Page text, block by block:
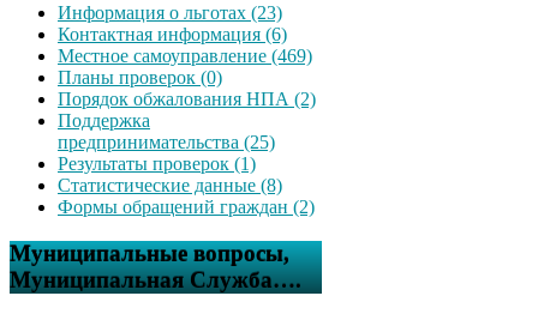
Информация о льготах (23)
Контактная информация (6)
Местное самоуправление (469)
Планы проверок (0)
Порядок обжалования НПА (2)
Поддержка
предпринимательства (25)
Результаты проверок (1)
Статистические данные (8)
Формы обращений граждан (2)
Муниципальные вопросы,
Муниципальная Служба….